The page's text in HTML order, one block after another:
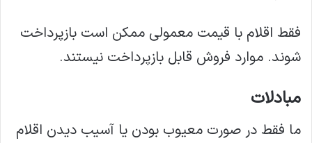
فقط اقلام با قیمت معمولی ممکن است بازپرداخت
شوند. موارد فروش قابل بازپرداخت نیستند.
مبادلات
ما فقط در صورت معیوب بودن یا آسیب دیدن اقلام